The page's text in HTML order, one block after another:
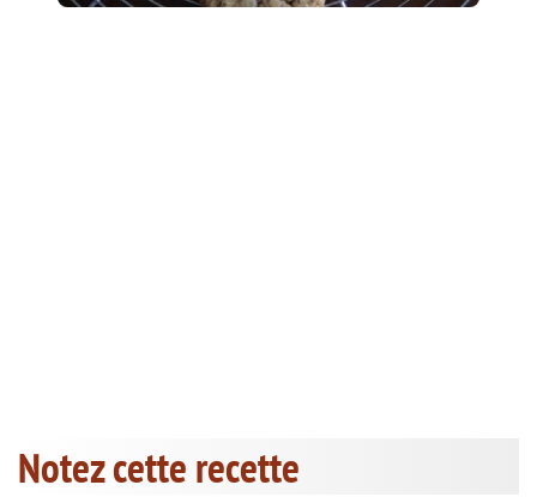
Notez cette recette